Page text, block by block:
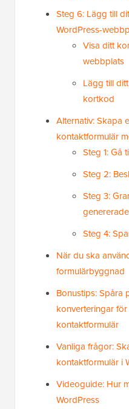
Steg 6: Lägg till
WordPress-
Visa ditt
webbplats
Lägg till
kortkod
Alternativ: Skapa
kontaktformulär
Steg 1: Gå
Steg 2:
Steg 3:
Steg 4:
När du ska
formulärbyggnad
Bonustips: Spåra
konverteringar
kontaktformulär
Vanliga frågor:
kontaktformulär i
Videoguide: Hur
WordPress